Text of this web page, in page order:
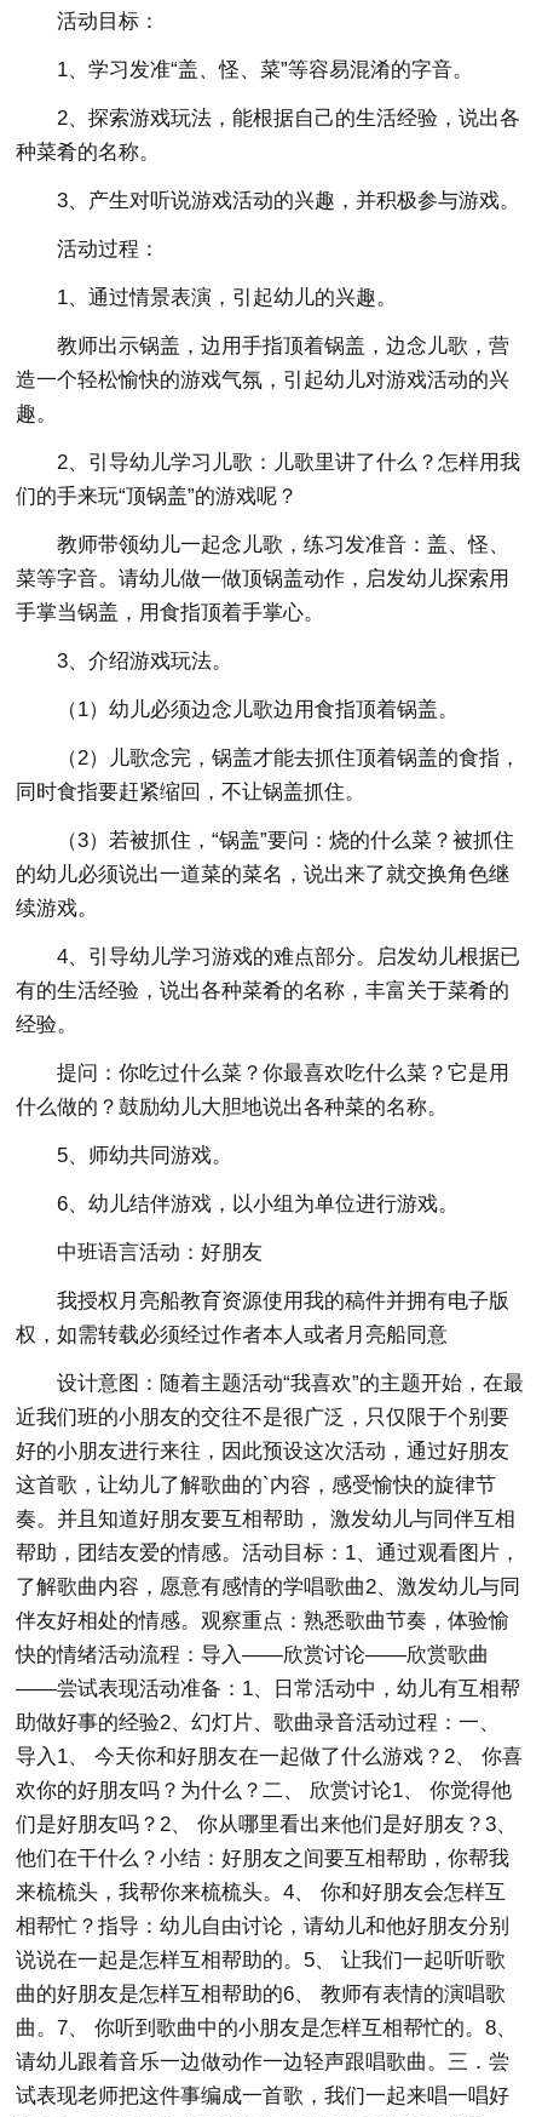
活动目标：
1、学习发准“盖、怪、菜”等容易混淆的字音。
2、探索游戏玩法，能根据自己的生活经验，说出各
种菜肴的名称。
3、产生对听说游戏活动的兴趣，并积极参与游戏。
活动过程：
1、通过情景表演，引起幼儿的兴趣。
教师出示锅盖，边用手指顶着锅盖，边念儿歌，营
造一个轻松愉快的游戏气氛，引起幼儿对游戏活动的兴
趣。
2、引导幼儿学习儿歌：儿歌里讲了什么？怎样用我
们的手来玩“顶锅盖”的游戏呢？
教师带领幼儿一起念儿歌，练习发准音：盖、怪、
菜等字音。请幼儿做一做顶锅盖动作，启发幼儿探索用
手掌当锅盖，用食指顶着手掌心。
3、介绍游戏玩法。
（1）幼儿必须边念儿歌边用食指顶着锅盖。
（2）儿歌念完，锅盖才能去抓住顶着锅盖的食指，
同时食指要赶紧缩回，不让锅盖抓住。
（3）若被抓住，“锅盖”要问：烧的什么菜？被抓住
的幼儿必须说出一道菜的菜名，说出来了就交换角色继
续游戏。
4、引导幼儿学习游戏的难点部分。启发幼儿根据已
有的生活经验，说出各种菜肴的名称，丰富关于菜肴的
经验。
提问：你吃过什么菜？你最喜欢吃什么菜？它是用
什么做的？鼓励幼儿大胆地说出各种菜的名称。
5、师幼共同游戏。
6、幼儿结伴游戏，以小组为单位进行游戏。
中班语言活动：好朋友
我授权月亮船教育资源使用我的稿件并拥有电子版
权，如需转载必须经过作者本人或者月亮船同意
设计意图：随着主题活动“我喜欢”的主题开始，在最
近我们班的小朋友的交往不是很广泛，只仅限于个别要
好的小朋友进行来往，因此预设这次活动，通过好朋友
这首歌，让幼儿了解歌曲的`内容，感受愉快的旋律节
奏。并且知道好朋友要互相帮助， 激发幼儿与同伴互相
帮助，团结友爱的情感。活动目标：1、通过观看图片，
了解歌曲内容，愿意有感情的学唱歌曲2、激发幼儿与同
伴友好相处的情感。观察重点：熟悉歌曲节奏，体验愉
快的情绪活动流程：导入——欣赏讨论——欣赏歌曲
——尝试表现活动准备：1、日常活动中，幼儿有互相帮
助做好事的经验2、幻灯片、歌曲录音活动过程：一、
导入1、 今天你和好朋友在一起做了什么游戏？2、 你喜
欢你的好朋友吗？为什么？二、 欣赏讨论1、 你觉得他
们是好朋友吗？2、 你从哪里看出来他们是好朋友？3、
他们在干什么？小结：好朋友之间要互相帮助，你帮我
来梳梳头，我帮你来梳梳头。4、 你和好朋友会怎样互
相帮忙？指导：幼儿自由讨论，请幼儿和他好朋友分别
说说在一起是怎样互相帮助的。5、 让我们一起听听歌
曲的好朋友是怎样互相帮助的6、 教师有表情的演唱歌
曲。7、 你听到歌曲中的小朋友是怎样互相帮忙的。8、
请幼儿跟着音乐一边做动作一边轻声跟唱歌曲。三．尝
试表现老师把这件事编成一首歌，我们一起来唱一唱好